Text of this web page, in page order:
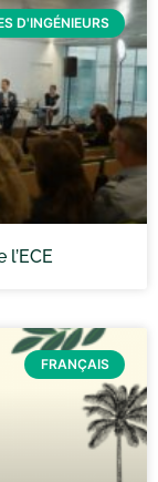
D'INGÉNIEURS
FRANÇAIS